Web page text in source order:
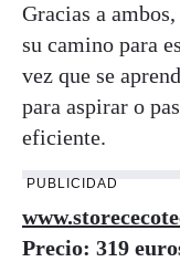
Gracias a
su camino para
vez que se
para aspirar o
eficiente.
PUBLICIDAD
Precio: 319